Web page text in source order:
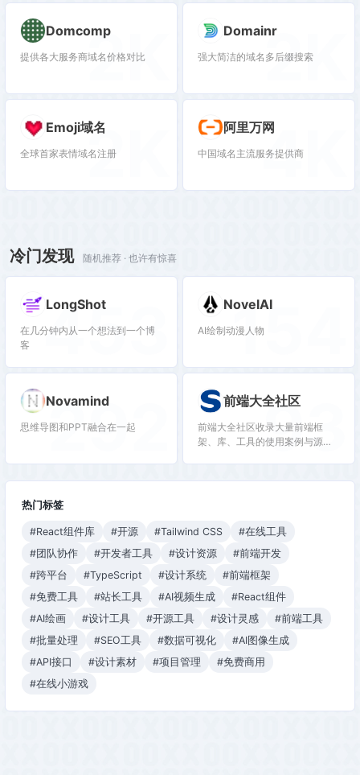
Domcomp
提供各大服务商域名价格对比
2K Domainr
强大简洁的域名多后缀搜索
2K
Emoji域名
全球首家表情域名注册
2K 阿里万网
中国域名主流服务提供商
4K
冷门发现 随机推荐 · 也许有惊喜
LongShot
在几分钟内从一个想法到一个博
客
453 NovelAI
AI绘制动漫人物154
Novamind
思维导图和PPT融合在一起
292 前端大全社区
前端大全社区收录大量前端框
架、库、工具的使用案例与源
者。
93
热门标签
#React组件库 #开源 #Tailwind CSS
#在线工具
#团队协作
#开发者工具 #设计资源
#前端开发
#跨平台
#TypeScript #设计系统
#前端框架
#免费工具
#站长工具 #AI视频生成
#React组件
#AI绘画
#设计工具 #开源工具 #设计灵感
#前端工具
#批量处理
#SEO工具 #数据可视化
#AI图像生成
#API接口
#设计素材 #项目管理
#免费商用
#在线小游戏